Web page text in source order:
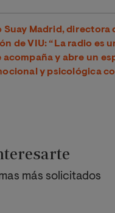
Suay Madrid, directora
de VIU: “La radio es
acompaña y abre un
y psicológica
más solicitados